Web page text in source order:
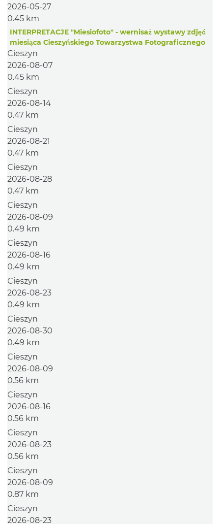
2026-05-27
0.45 km
INTERPRETACJE "Miesiofoto" - wernisaż wystawy zdjęć
miesiąca Cieszyńskiego Towarzystwa Fotograficznego
Cieszyn
2026-08-07
0.45 km
Cieszyn
2026-08-14
0.47 km
Cieszyn
2026-08-21
0.47 km
Cieszyn
2026-08-28
0.47 km
Cieszyn
2026-08-09
0.49 km
Cieszyn
2026-08-16
0.49 km
Cieszyn
2026-08-23
0.49 km
Cieszyn
2026-08-30
0.49 km
Cieszyn
2026-08-09
0.56 km
Cieszyn
2026-08-16
0.56 km
Cieszyn
2026-08-23
0.56 km
Cieszyn
2026-08-09
0.87 km
Cieszyn
2026-08-23